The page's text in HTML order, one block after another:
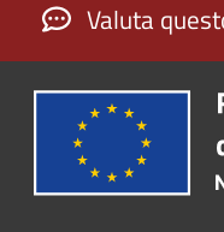
Valuta